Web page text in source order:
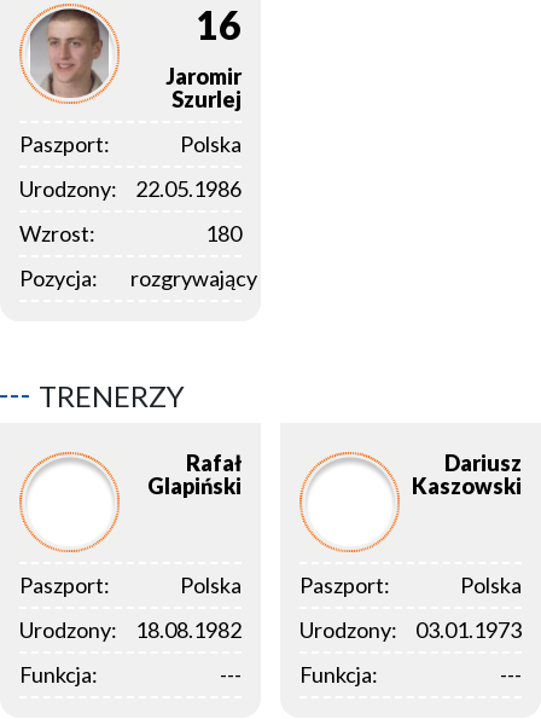
16
Jaromir
Szurlej
Paszport:
Polska
Urodzony:
22.05.1986
Wzrost:
180
Pozycja:
rozgrywający
TRENERZY
Rafał
Glapiński
Paszport:
Polska
Urodzony:
18.08.1982
Funkcja:
---
Dariusz
Kaszowski
Paszport:
Polska
Urodzony:
03.01.1973
Funkcja:
---